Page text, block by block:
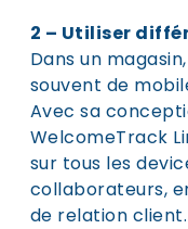
2 – Utiliser
Dans un
souvent de
Avec sa
WelcomeTrack
sur tous les
collaborateurs,
de relation client.